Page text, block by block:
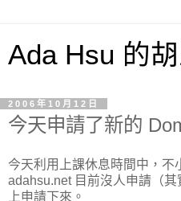
Ada Hsu 的
2006年10月12日
今天申請了新的
今天利用上課休息時間中，不
adahsu.net 目前沒人申請（
上申請下來。